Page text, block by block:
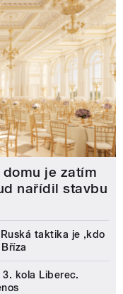
je zatím
nařídil stavbu
taktika je ‚kdo
kola Liberec.